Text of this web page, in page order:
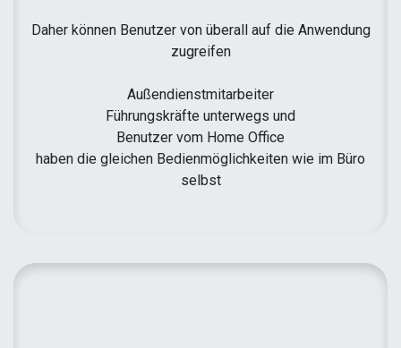
Daher können Benutzer von überall auf die Anwendung
zugreifen
Außendienstmitarbeiter
Führungskräfte unterwegs und
Benutzer vom Home Office
haben die gleichen Bedienmöglichkeiten wie im Büro
selbst